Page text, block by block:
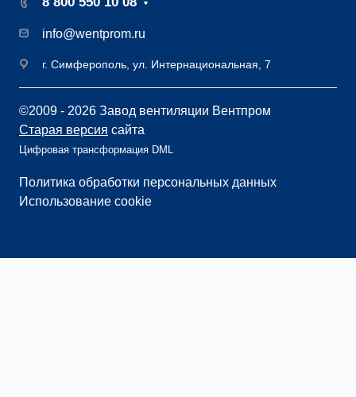
info@wentprom.ru
г. Симферополь, ул. Интернациональная, 7
©2009 - 2026 Завод вентиляции Вентпром
Старая версия сайта
Цифровая трансформация DML
Политика обработки персональных данных
Использование cookie